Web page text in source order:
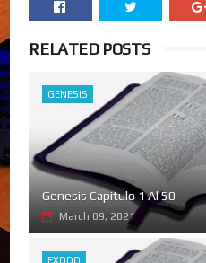
RELATED POSTS
GENESIS
Genesis Capitulo 1 Al 50
March 09, 2021
EXODO